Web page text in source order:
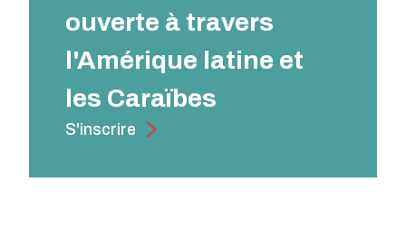
ouverte à travers
l'Amérique latine et
les Caraïbes
S'inscrire